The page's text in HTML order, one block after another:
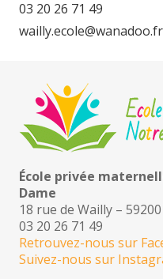
03 20 26 71 49
wailly.ecole@wanadoo.fr
École privée
Dame
18 rue de Wailly –
03 20 26 71 49
Retrouvez-nous sur
Suivez-nous sur